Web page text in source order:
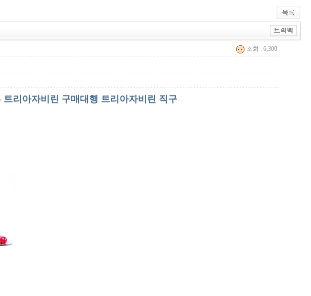
조회 : 6,300
리아자비린 구매대행 트리아자비린 직구